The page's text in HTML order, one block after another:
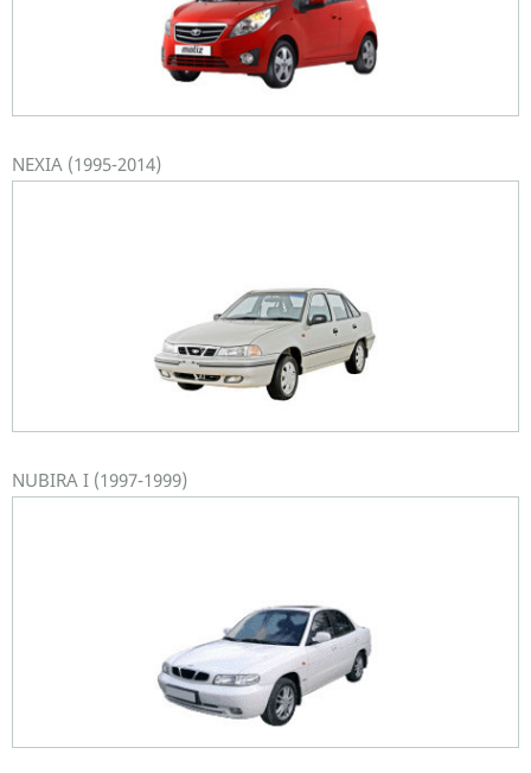
NEXIA (1995-2014)
NUBIRA I (1997-1999)